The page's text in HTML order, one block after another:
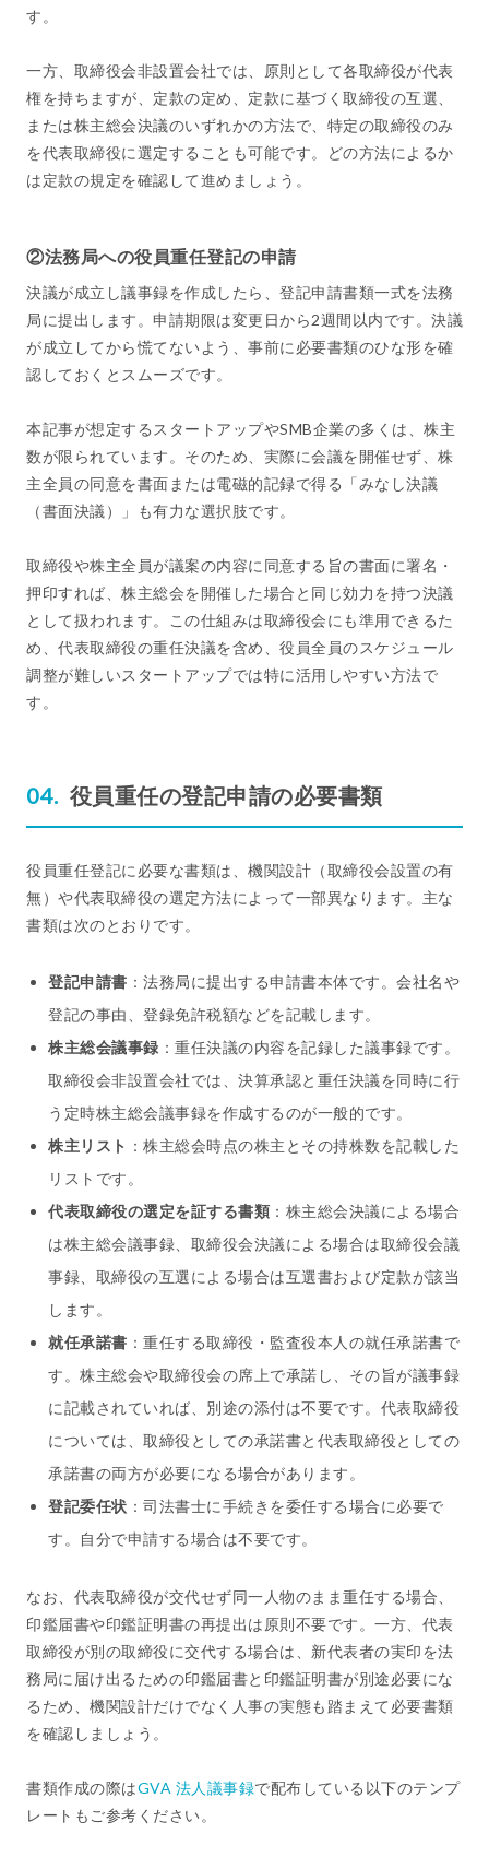
す。
一方、取締役会非設置会社では、原則として各取締役が代表
権を持ちますが、定款の定め、定款に基づく取締役の互選、
または株主総会決議のいずれかの方法で、特定の取締役のみ
を代表取締役に選定することも可能です。どの方法によるか
は定款の規定を確認して進めましょう。
②法務局への役員重任登記の申請
決議が成立し議事録を作成したら、登記申請書類一式を法務
局に提出します。申請期限は変更日から2週間以内です。決議
が成立してから慌てないよう、事前に必要書類のひな形を確
認しておくとスムーズです。
本記事が想定するスタートアップやSMB企業の多くは、株主
数が限られています。そのため、実際に会議を開催せず、株
主全員の同意を書面または電磁的記録で得る「みなし決議
（書面決議）」も有力な選択肢です。
取締役や株主全員が議案の内容に同意する旨の書面に署名・
押印すれば、株主総会を開催した場合と同じ効力を持つ決議
として扱われます。この仕組みは取締役会にも準用できるた
め、代表取締役の重任決議を含め、役員全員のスケジュール
調整が難しいスタートアップでは特に活用しやすい方法で
す。
役員重任の登記申請の必要書類
役員重任登記に必要な書類は、機関設計（取締役会設置の有
無）や代表取締役の選定方法によって一部異なります。主な
書類は次のとおりです。
登記申請書 ：法務局に提出する申請書本体です。会社名や
登記の事由、登録免許税額などを記載します。
株主総会議事録 ：重任決議の内容を記録した議事録です。
取締役会非設置会社では、決算承認と重任決議を同時に行
う定時株主総会議事録を作成するのが一般的です。
株主リスト ：株主総会時点の株主とその持株数を記載した
リストです。
代表取締役の選定を証する書類 ：株主総会決議による場合
は株主総会議事録、取締役会決議による場合は取締役会議
事録、取締役の互選による場合は互選書および定款が該当
します。
就任承諾書 ：重任する取締役・監査役本人の就任承諾書で
す。株主総会や取締役会の席上で承諾し、その旨が議事録
に記載されていれば、別途の添付は不要です。代表取締役
については、取締役としての承諾書と代表取締役としての
承諾書の両方が必要になる場合があります。
登記委任状 ：司法書士に手続きを委任する場合に必要で
す。自分で申請する場合は不要です。
なお、代表取締役が交代せず同一人物のまま重任する場合、
印鑑届書や印鑑証明書の再提出は原則不要です。一方、代表
取締役が別の取締役に交代する場合は、新代表者の実印を法
務局に届け出るための印鑑届書と印鑑証明書が別途必要にな
るため、機関設計だけでなく人事の実態も踏まえて必要書類
を確認しましょう。
書類作成の際はGVA 法人議事録で配布している以下のテンプ
レートもご参考ください。